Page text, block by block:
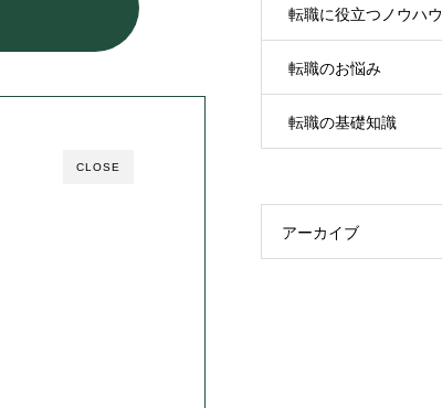
CLOSE
転職に役立つノウハウ
転職のお悩み
転職の基礎知識
アーカイブ